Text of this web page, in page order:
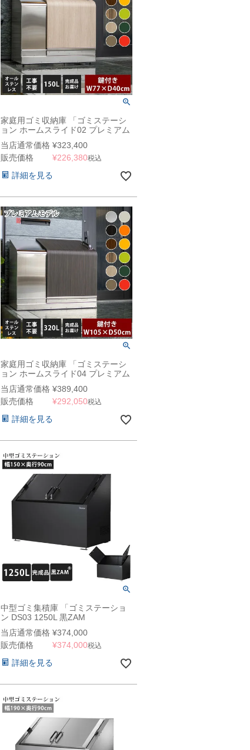
家庭用ゴミ収納庫 「ゴミステーシ
ョン ホームスライド02 プレミアム
モデル オールステンレス 150L」
（SG）
当店通常価格 ¥323,400
販売価格
¥226,380税込
詳細を見る
家庭用ゴミ収納庫 「ゴミステーシ
ョン ホームスライド04 プレミアム
モデル オールステンレス 320L」
（YHC）
当店通常価格 ¥389,400
販売価格
¥292,050税込
詳細を見る
中型ゴミ集積庫 「ゴミステーショ
ン DS03 1250L 黒ZAM
W1500×900×H1100mm」
当店通常価格 ¥374,000
販売価格
¥374,000税込
詳細を見る